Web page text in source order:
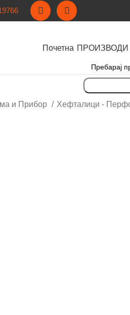
Почетна ПРОИЗВОДИ
и Прибор Хефталици -